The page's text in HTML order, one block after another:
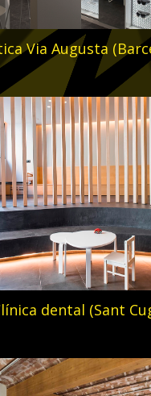
Via Augusta
dental (Sant